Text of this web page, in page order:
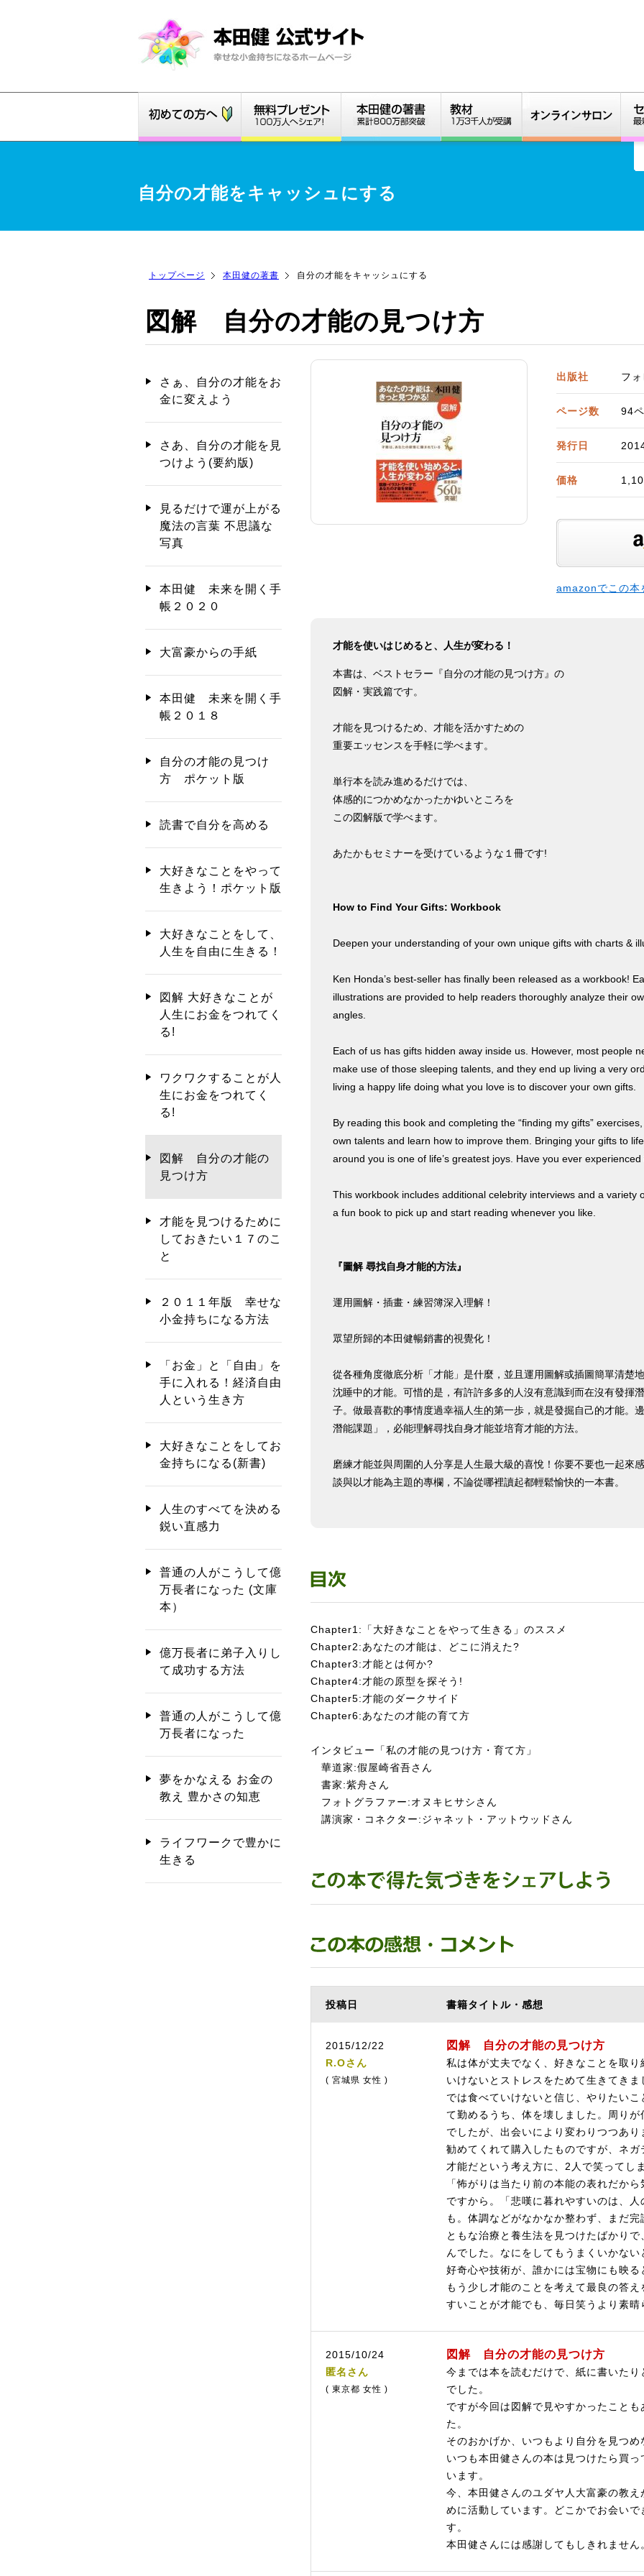
自分の才能をキャッシュにする
トップページ 本田健の著書 自分の才能をキャッシュにする
図解 自分の才能の見つけ方
出版社 フ
ページ数 94
発行日
価格
amazonでこの本
才能を使いはじめると、人生が変わる！
本書は、ベストセラー『自分の才能の見つけ方』の
図解・実践篇です。
才能を見つけるため、才能を活かすための
重要エッセンスを手軽に学べます。
単行本を読み進めるだけでは、
体感的につかめなかったかゆいところを
この図解版で学べます。
あたかもセミナーを受けているような１冊です!
How to Find Your Gifts: Workbook
Deepen your understanding of your own unique gifts with charts &
Ken Honda’s best-seller has finally been released as a workbook!
illustrations are provided to help readers thoroughly analyze their
angles.
Each of us has gifts hidden away inside us. However, most people
make use of those sleeping talents, and they end up living a very
living a happy life doing what you love is to discover your own gifts.
By reading this book and completing the “finding my gifts”
own talents and learn how to improve them. Bringing your gifts to
around you is one of life’s greatest joys. Have you ever
This workbook includes additional celebrity interviews and a variety
a fun book to pick up and start reading whenever you like.
『圖解 尋找自身才能的方法』
運用圖解・插畫・練習簿深入理解！
眾望所歸的本田健暢銷書的視覺化！
從各種角度徹底分析「才能」是什麼，並且運用圖解或插圖簡單清楚
沈睡中的才能。可惜的是，有許許多多的人沒有意識到而在沒有發揮
子。做最喜歡的事情度過幸福人生的第一歩，就是發掘自己的才能。
潛能課題」，必能理解尋找自身才能並培育才能的方法。
磨練才能並與周圍的人分享是人生最大級的喜悅！你要不要也一起來
談與以才能為主題的專欄，不論從哪裡讀起都輕鬆愉快的一本書。
Chapter1:「大好きなことをやって生きる」のススメ
Chapter2:あなたの才能は、どこに消えた?
Chapter3:才能とは何か?
Chapter4:才能の原型を探そう!
Chapter5:才能のダークサイド
Chapter6:あなたの才能の育て方
インタビュー「私の才能の見つけ方・育て方」
華道家:假屋崎省吾さん
書家:紫舟さん
フォトグラファー:オヌキヒサシさん
講演家・コネクター:ジャネット・アットウッドさん
投稿日 書籍タイトル・感想
2015/12/22
R.Oさん
( 宮城県 女性 )
図解 自分の才能の見つけ方
私は体が丈夫でなく、好きなことを取
いけないとストレスをためて生きてき
では食べていけないと信じ、やりたい
て勤めるうち、体を壊しました。周り
でしたが、出会いにより変わりつつあ
勧めてくれて購入したものですが、ネ
才能だという考え方に、2人で笑ってし
「怖がりは当たり前の本能の表れだか
ですから。「悲嘆に暮れやすいのは、
も。体調などがなかなか整わず、まだ
ともな治療と養生法を見つけたばかり
んでした。なにをしてもうまくいかない
好奇心や技術が、誰かには宝物にも映る
もう少し才能のことを考えて最良の答
すいことが才能でも、毎日笑うより素晴
2015/10/24
匿名さん
( 東京都 女性 )
図解 自分の才能の見つけ方
今までは本を読むだけで、紙に書いた
でした。
ですが今回は図解で見やすかったこと
た。
そのおかげか、いつもより自分を見つめ
いつも本田健さんの本は見つけたら買
います。
今、本田健さんのユダヤ人大富豪の教
めに活動しています。どこかでお会い
す。
本田健さんには感謝してもしきれませ
さぁ、自分の才能をお
金に変えよう
さあ、自分の才能を見
つけよう(要約版)
見るだけで運が上がる
魔法の言葉 不思議な
写真
本田健 未来を開く手
帳２０２０
大富豪からの手紙
本田健 未来を開く手
帳２０１８
自分の才能の見つけ
方 ポケット版
読書で自分を高める
大好きなことをやって
生きよう！ポケット版
大好きなことをして、
人生を自由に生きる！
図解 大好きなことが
人生にお金をつれてく
る!
ワクワクすることが人
生にお金をつれてく
る!
図解 自分の才能の
見つけ方
才能を見つけるために
しておきたい１７のこ
と
２０１１年版 幸せな
小金持ちになる方法
「お金」と「自由」を
手に入れる！経済自由
人という生き方
大好きなことをしてお
金持ちになる(新書)
人生のすべてを決める
鋭い直感力
普通の人がこうして億
万長者になった (文庫
本）
億万長者に弟子入りし
て成功する方法
普通の人がこうして億
万長者になった
夢をかなえる お金の
教え 豊かさの知恵
ライフワークで豊かに
生きる